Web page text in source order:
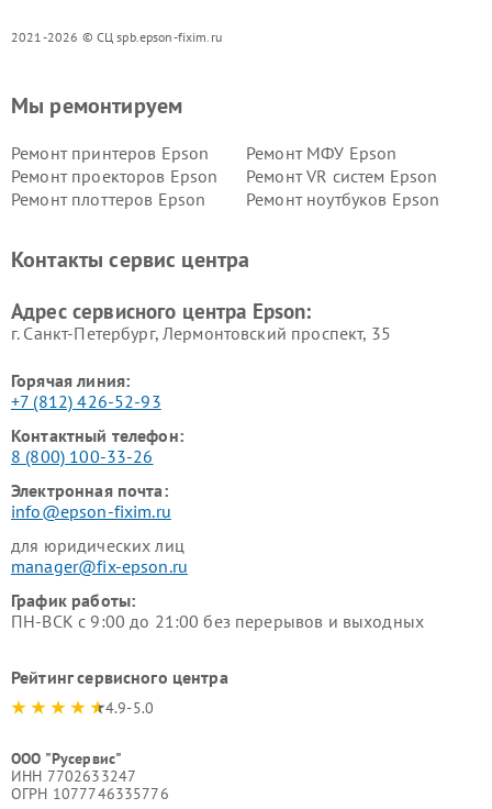
2021-2026 © СЦ spb.epson-fixim.ru
Мы ремонтируем
Ремонт принтеров Epson
Ремонт МФУ Epson
Ремонт проекторов Epson
Ремонт VR систем Epson
Ремонт плоттеров Epson
Ремонт ноутбуков Epson
Контакты сервис центра
Адрес сервисного центра Epson:
г. Санкт-Петербург, Лермонтовский проспект, 35
Горячая линия:
+7 (812) 426-52-93
Контактный телефон:
8 (800) 100-33-26
Электронная почта:
info@epson-fixim.ru
для юридических лиц
manager@fix-epson.ru
График работы:
ПН-ВСК с 9:00 до 21:00 без перерывов и выходных
Рейтинг сервисного центра
4.9-5.0
ООО "Русервис"
ИНН 7702633247
ОГРН 1077746335776